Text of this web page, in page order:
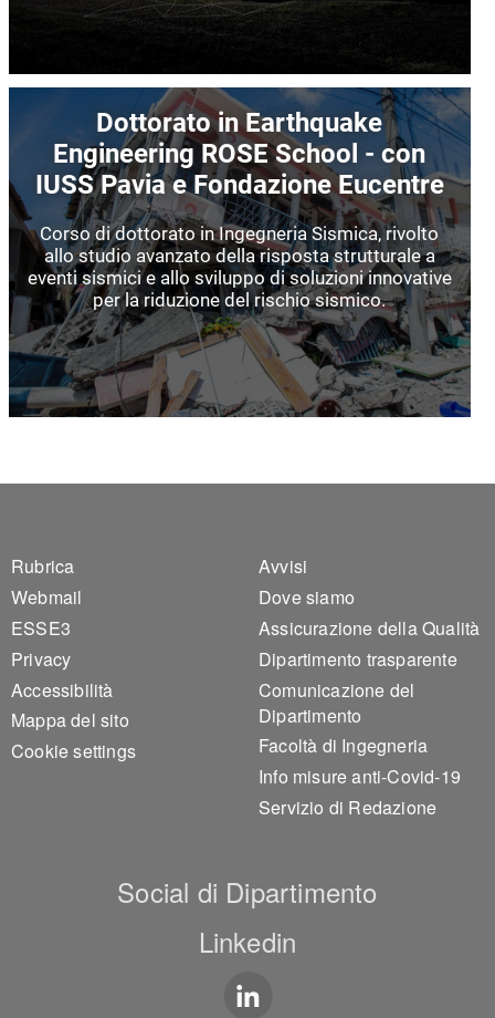
Dottorato in Earthquake
Engineering ROSE School - con
IUSS Pavia e Fondazione Eucentre
Corso di dottorato in Ingegneria Sismica, rivolto
allo studio avanzato della risposta strutturale a
eventi sismici e allo sviluppo di soluzioni innovative
per la riduzione del rischio sismico.
Footer 1
Rubrica
Webmail
ESSE3
Privacy
Accessibilità
Mappa del sito
Cookie settings
Footer 2
Avvisi
Dove siamo
Assicurazione della Qualità
Dipartimento trasparente
Comunicazione del
Dipartimento
Facoltà di Ingegneria
Info misure anti-Covid-19
Servizio di Redazione
Social di Dipartimento
Linkedin